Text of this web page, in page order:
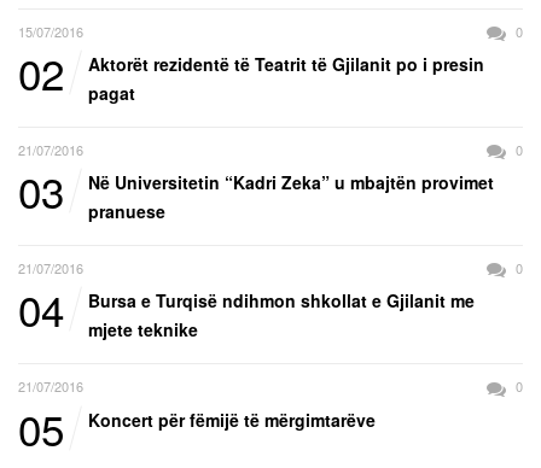
15/07/2016 0
02
Aktorët rezidentë të Teatrit të Gjilanit po i presin
pagat
21/07/2016 0
03
Në Universitetin “Kadri Zeka” u mbajtën provimet
pranuese
21/07/2016 0
04
Bursa e Turqisë ndihmon shkollat e Gjilanit me
mjete teknike
21/07/2016 0
05 Koncert për fëmijë të mërgimtarëve